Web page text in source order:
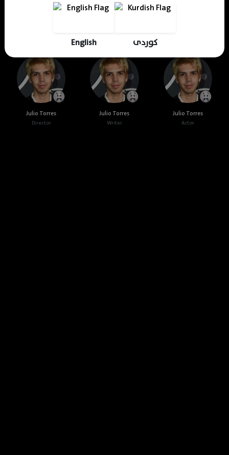
English کوردی Cast & Crew
Julio Torres
Director
Julio Torres
Writer
Julio Torres
Actor